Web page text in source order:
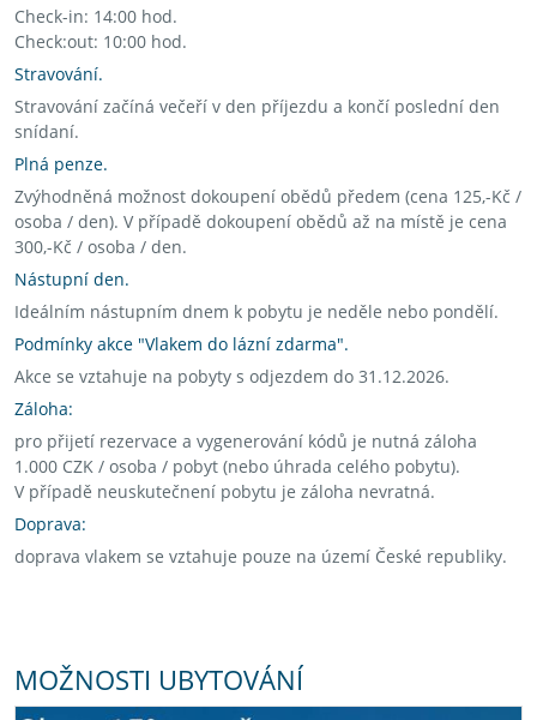
Check-in: 14:00 hod.
Check:out: 10:00 hod.
Stravování.
Stravování začíná večeří v den příjezdu a končí poslední den
snídaní.
Plná penze.
Zvýhodněná možnost dokoupení obědů předem (cena 125,-Kč /
osoba / den). V případě dokoupení obědů až na místě je cena
300,-Kč / osoba / den.
Nástupní den.
Ideálním nástupním dnem k pobytu je neděle nebo pondělí.
Podmínky akce "Vlakem do lázní zdarma".
Akce se vztahuje na pobyty s odjezdem do 31.12.2026.
Záloha:
pro přijetí rezervace a vygenerování kódů je nutná záloha
1.000 CZK / osoba / pobyt (nebo úhrada celého pobytu).
V případě neuskutečnení pobytu je záloha nevratná.
Doprava:
doprava vlakem se vztahuje pouze na území České republiky.
MOŽNOSTI UBYTOVÁNÍ